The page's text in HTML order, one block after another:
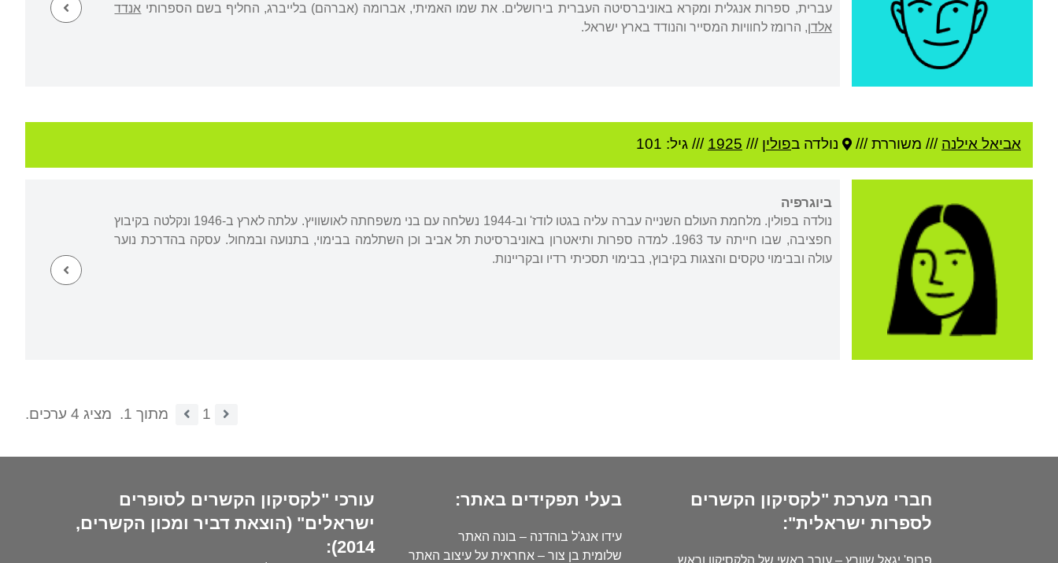
עברית, ספרות אנגלית ומקרא באוניברסיטה העברית בירושלים. את שמו האמיתי, אברומה (אברהם) בלייברג, החליף בשם הספרותי אנדד
אלדן, הרומז לחוויות המסייר והנודד בארץ ישראל.
אביאל אילנה /// משוררת /// נולדה בפולין ///
1925 /// גיל: 101
ביוגרפיה
נולדה בפולין. מלחמת העולם השנייה עברה עליה בגטו לודז' וב-1944 נשלחה עם בני משפחתה לאושוויץ. עלתה לארץ ב-1946 ונקלטה בקיבוץ
חפציבה, שבו חייתה עד 1963. למדה ספרות ותיאטרון באוניברסיטת תל אביב וכן השתלמה בבימוי, בתנועה ובמחול. עסקה בהדרכת נוער
עולה ובבימוי טקסים והצגות בקיבוץ, בבימוי תסכיתי רדיו ובקריינות.
1 מתוך 1. מציג 4 ערכים.
חברי מערכת "לקסיקון הקשרים
לספרות ישראלית":
פרופ' יגאל שוורץ – עורך ראשי של הלקסיקון וראש
בעלי תפקידים באתר:
עידו אנג'ל בוהדנה – בונה האתר
שלומית בן צור – אחראית על עיצוב האתר
עורכי "לקסיקון הקשרים לסופרים
ישראלים" (הוצאת דביר ומכון הקשרים,
2014):